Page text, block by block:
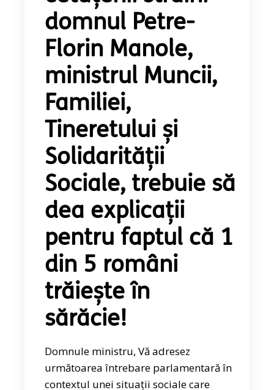
domnul Petre-
Florin Manole,
ministrul Muncii,
Familiei,
Tineretului și
Solidarității
Sociale, trebuie să
dea explicații
pentru faptul că 1
din 5 români
trăiește în
sărăcie!
Domnule ministru, Vă adresez
următoarea întrebare parlamentară în
contextul unei situaţii sociale care